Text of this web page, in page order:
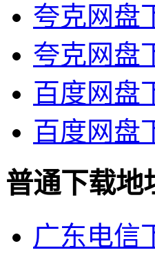
夸克网盘
夸克网盘
百度网盘
百度网盘
普通下载地
广东电信